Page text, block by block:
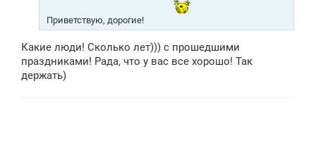
Приветствую, дорогие!
Какие люди! Сколько лет))) с прошедшими
праздниками! Рада, что у вас все хорошо! Так
держать)